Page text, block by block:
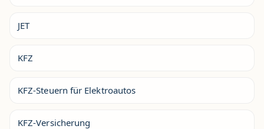
JET
KFZ
KFZ-Steuern für Elektroautos
KFZ-Versicherung